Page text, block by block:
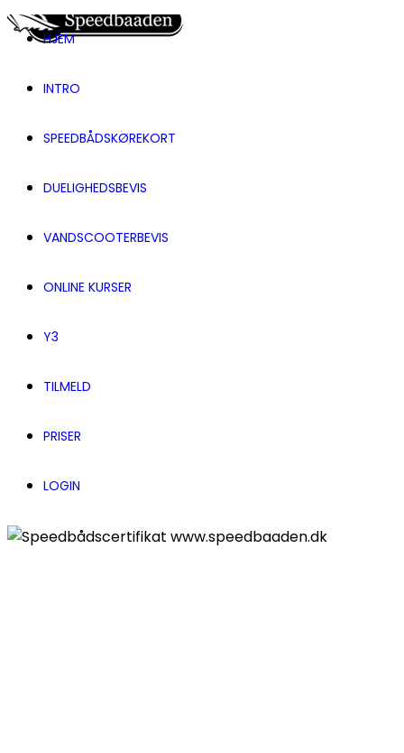
HJEM
INTRO
SPEEDBÅDSKØREKORT
DUELIGHEDSBEVIS
VANDSCOOTERBEVIS
ONLINE KURSER
Y3
TILMELD
PRISER
LOGIN